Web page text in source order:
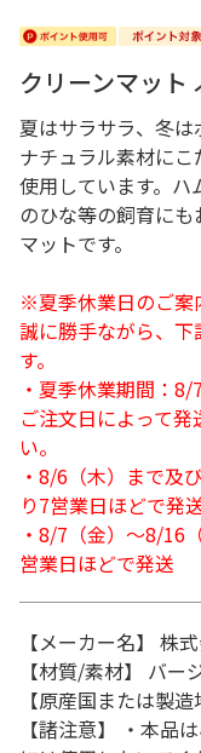
クリーンマット
夏はサラサラ、冬は
ナチュラル素材に
使用しています。
のひな等の飼育に
マットです。
※夏季休業日のご
誠に勝手ながら、
す。
・夏季休業期間：8/
ご注文日によって
い。
・8/6（木）まで及
り7営業日ほどで発
・8/7（金）～8/16
営業日ほどで発送
【メーカー名】 株
【材質/素材】 バ
【原産国または製
【諸注意】 ・本品